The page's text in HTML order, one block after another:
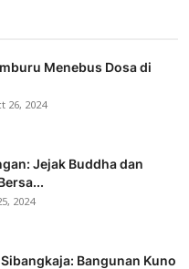
Menebus Dosa di
26, 2024
Jejak Buddha dan
2024
Bangunan Kuno